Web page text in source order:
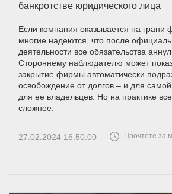
банкротстве юридического лица
Если компания оказывается на грани
многие надеются, что после
деятельности все обязательства
Стороннему наблюдателю может
закрытие фирмы автоматически
освобождение от долгов – и для
для ее владельцев. Но на практике
сложнее.
27.02.2024 16:50:00 Прочтете за